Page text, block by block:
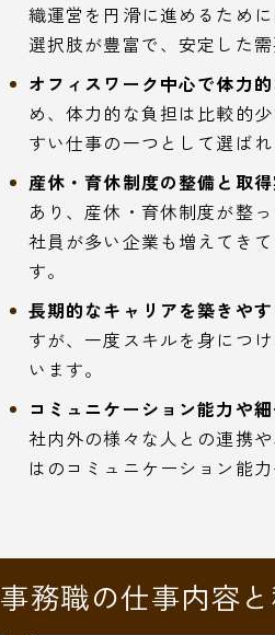
織運営を円滑に進めるため
選択肢が豊富で、安定した需
オフィスワーク中心で体力
め、体力的な負担は比較的
すい仕事の一つとして選ばれ
産休・育休制度の整備と取
あり、産休・育休制度が整
社員が多い企業も増えてき
す。
長期的なキャリアを築きや
すが、一度スキルを身につ
います。
コミュニケーション能力や
社内外の様々な人との連携
はのコミュニケーション能
事務職の仕事内容